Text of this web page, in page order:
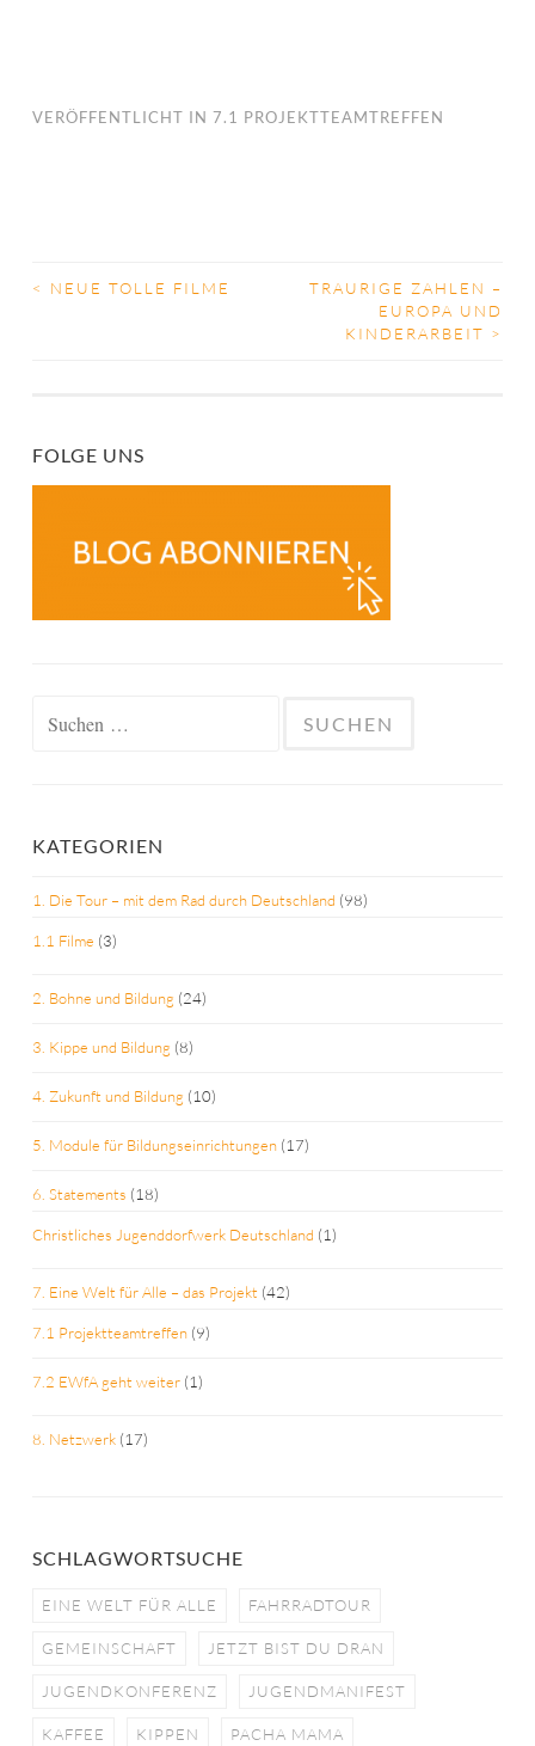
VERÖFFENTLICHT IN 7.1 PROJEKTTEAMTREFFEN
BEITRAGS-
< NEUE TOLLE FILME
TRAURIGE ZAHLEN –
EUROPA UND
KINDERARBEIT >
FOLGE UNS
KATEGORIEN
1. Die Tour – mit dem Rad durch Deutschland (98)
1.1 Filme (3)
2. Bohne und Bildung (24)
3. Kippe und Bildung (8)
4. Zukunft und Bildung (10)
5. Module für Bildungseinrichtungen (17)
6. Statements (18)
Christliches Jugenddorfwerk Deutschland (1)
7. Eine Welt für Alle – das Projekt (42)
7.1 Projektteamtreffen (9)
7.2 EWfA geht weiter (1)
8. Netzwerk (17)
SCHLAGWORTSUCHE
EINE WELT FÜR ALLE FAHRRADTOUR
GEMEINSCHAFT JETZT BIST DU DRAN
JUGENDKONFERENZ JUGENDMANIFEST
KAFFEE KIPPEN PACHA MAMA